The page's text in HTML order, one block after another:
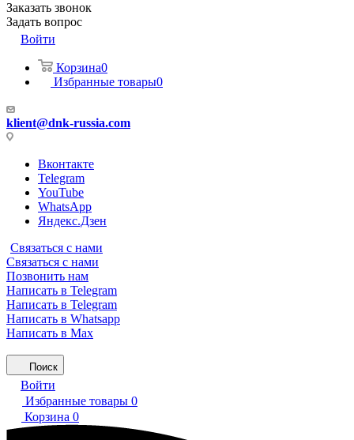
Заказать звонок
Задать вопрос
Войти
Корзина0
Избранные товары0
klient@dnk-russia.com
Вконтакте
Telegram
YouTube
WhatsApp
Яндекс.Дзен
Связаться с нами
Связаться с нами
Позвонить нам
Написать в Telegram
Написать в Telegram
Написать в Whatsapp
Написать в Max
Поиск
Войти
Избранные товары 0
Корзина 0